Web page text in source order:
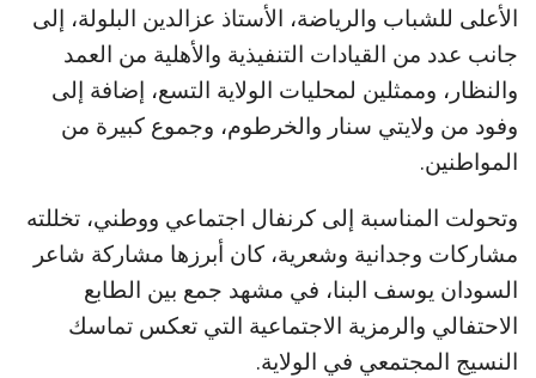
الأعلى للشباب والرياضة، الأستاذ عزالدين البلولة، إلى
جانب عدد من القيادات التنفيذية والأهلية من العمد
والنظار، وممثلين لمحليات الولاية التسع، إضافة إلى
وفود من ولايتي سنار والخرطوم، وجموع كبيرة من
المواطنين.
وتحولت المناسبة إلى كرنفال اجتماعي ووطني، تخللته
مشاركات وجدانية وشعرية، كان أبرزها مشاركة شاعر
السودان يوسف البنا، في مشهد جمع بين الطابع
الاحتفالي والرمزية الاجتماعية التي تعكس تماسك
النسيج المجتمعي في الولاية.